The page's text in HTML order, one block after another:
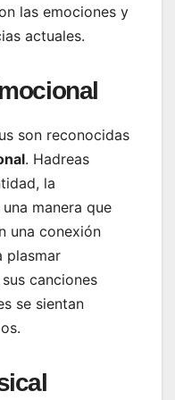
las emociones y
actuales.
son reconocidas
. Hadreas
la
manera que
una conexión
plasmar
canciones
se sientan